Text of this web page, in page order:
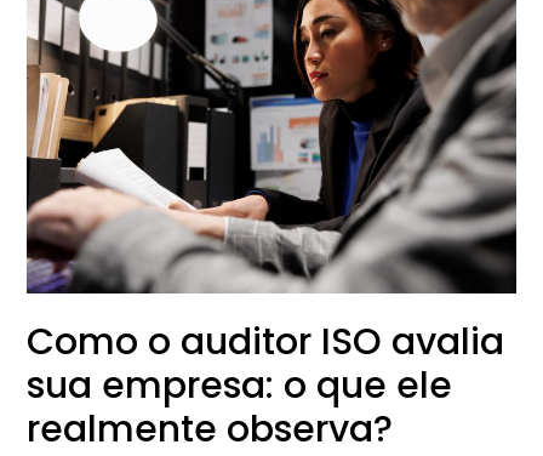
Como o auditor ISO avalia
sua empresa: o que ele
realmente observa?
auditor
ISO
avalia
sua
empresa:
que
ele
realmente
observa?